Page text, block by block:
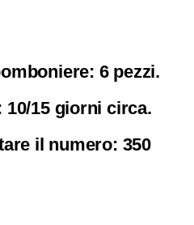
6 pezzi.
10/15 giorni circa.
il numero: 350